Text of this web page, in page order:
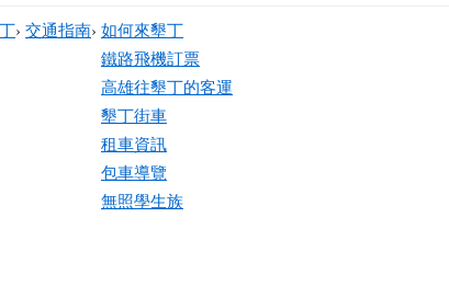
› 交通指南› 如何來墾丁
鐵路飛機訂票
高雄往墾丁的客運
墾丁街車
租車資訊
包車導覽
無照學生族